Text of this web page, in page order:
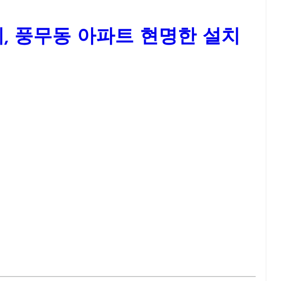
풍무동 아파트 현명한 설치